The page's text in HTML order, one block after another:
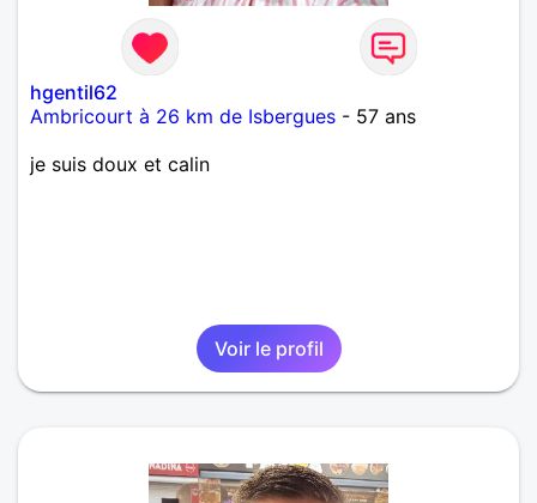
hgentil62
Ambricourt à 26 km de Isbergues - 57 ans
je suis doux et calin
Voir le profil